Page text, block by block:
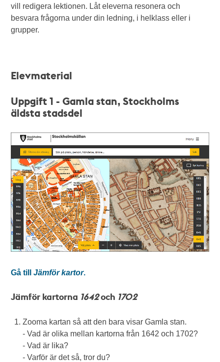
vill redigera lektionen. Låt eleverna resonera och
besvara frågorna under din ledning, i helklass eller i
grupper.
Elevmaterial
Uppgift 1 - Gamla stan, Stockholms
äldsta stadsdel
Gå tillJämför kartor.
Jämför kartorna 1642och 1702
Zooma kartan så att den bara visar Gamla stan.
- Vad är olika mellan kartorna från 1642 och 1702?
- Vad är lika?
- Varför är det så, tror du?